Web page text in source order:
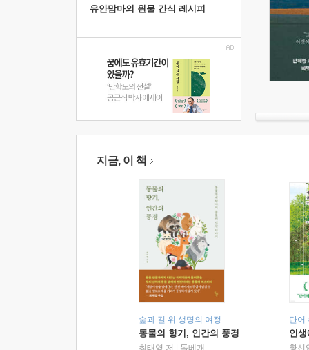
유안맘마의 원물 간식 레시피
지금, 이 책
숲과 길 위 생명의 여정
동물의 향기, 인간의 풍경
최태영 저
돌베개
단어
인
황선